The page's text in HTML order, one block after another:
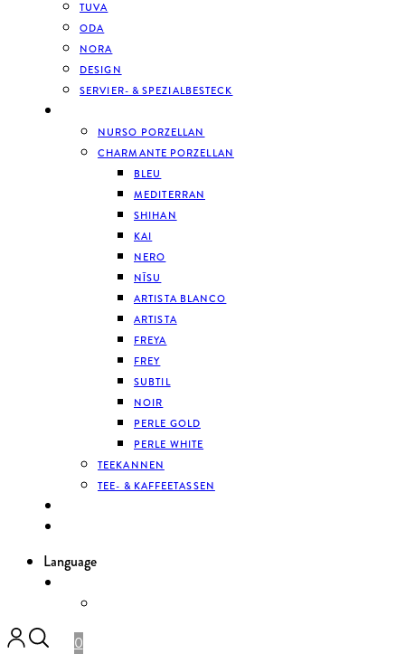
TUVA
ODA
NORA
DESIGN
SERVIER- & SPEZIALBESTECK
NURSO PORZELLAN
CHARMANTE PORZELLAN
BLEU
MEDITERRAN
SHIHAN
KAI
NERO
NĪSU
ARTISTA BLANCO
ARTISTA
FREYA
FREY
SUBTIL
NOIR
PERLE GOLD
PERLE WHITE
TEEKANNEN
TEE- & KAFFEETASSEN
Language
0